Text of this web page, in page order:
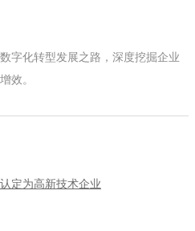
字化转型发展之路，深度挖掘企业
效。
定为高新技术企业